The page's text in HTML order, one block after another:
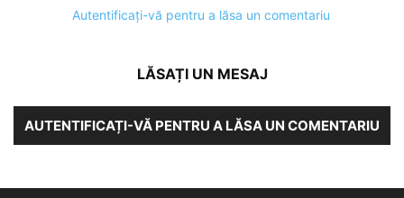
Autentificați-vă pentru a lăsa un comentariu
LĂSAȚI UN MESAJ
AUTENTIFICAȚI-VĂ PENTRU A LĂSA UN COMENTARIU